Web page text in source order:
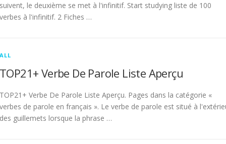
suivent, le deuxième se met à l'infinitif. Start studying liste de 100
verbes à l'infinitif. 2 Fiches …
ALL
TOP21+ Verbe De Parole Liste Aperçu
TOP21+ Verbe De Parole Liste Aperçu. Pages dans la catégorie «
verbes de parole en français ». Le verbe de parole est situé à
des guillemets lorsque la phrase …